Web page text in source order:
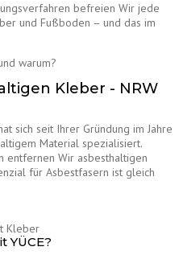
befreien Wir jede
und Fußboden – und das im
warum?
Kleber - NRW
sich seit Ihrer Gründung im Jahre
Material spezialisiert.
entfernen Wir asbesthaltigen
für Asbestfasern ist gleich
YÜCE?